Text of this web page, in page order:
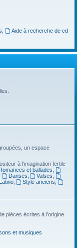
Aide à recherche de cd
un espace
à l'imagination fertile
et ballades
Danses Valses
Latino, Style anciens
pièces écrites à l'origine
et musiques